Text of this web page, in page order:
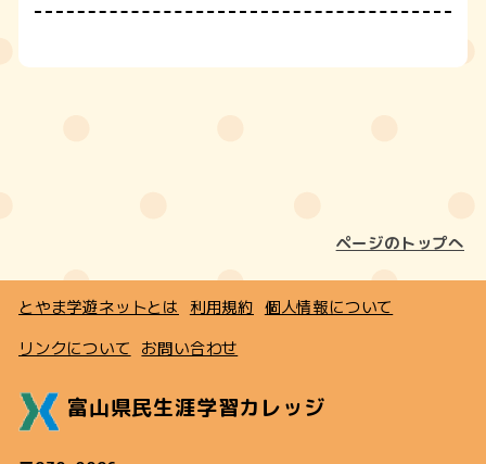
ページのトップへ
とやま学遊ネットとは 利用規約 個人情報について
リンクについて お問い合わせ
富山県民生涯学習カレッジ